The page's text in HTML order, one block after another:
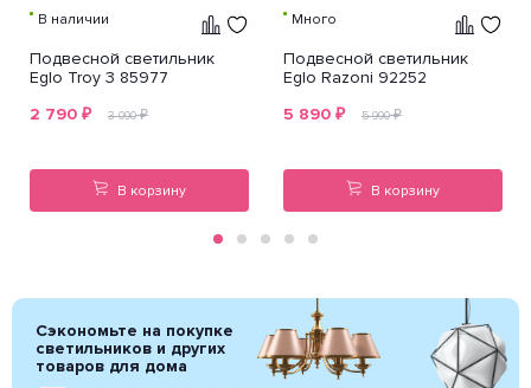
В наличии
Подвесной светильник
Eglo Troy 3 85977
2 790 ₽ 3 090₽
В корзину
Много
Подвесной светильник
Eglo Razoni 92252
5 890 ₽ 5 990₽
В корзину
Сэкономьте на покупке
светильников и других
товаров для дома